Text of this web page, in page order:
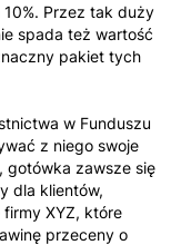
10%. Przez tak duży
spada też wartość
pakiet tych
w Funduszu
z niego swoje
gotówka zawsze się
dla klientów,
XYZ, które
przeceny o